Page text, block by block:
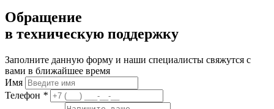
Обращение
в техническую поддержку
Заполните данную форму и наши специалисты свяжутся с
вами в ближайшее время
Имя
Телефон *